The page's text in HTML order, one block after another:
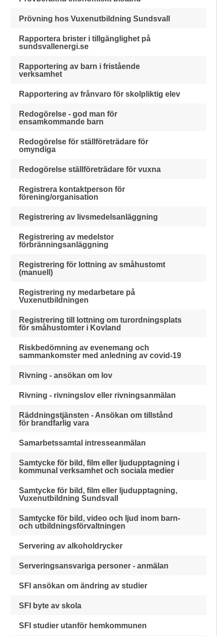
Prövning hos Vuxenutbildning Sundsvall
Rapportera brister i tillgänglighet på
sundsvallenergi.se
Rapportering av barn i fristående
verksamhet
Rapportering av frånvaro för skolpliktig elev
Redogörelse - god man för
ensamkommande barn
Redogörelse för ställföreträdare för
omyndiga
Redogörelse ställföreträdare för vuxna
Registrera kontaktperson för
förening/organisation
Registrering av livsmedelsanläggning
Registrering av medelstor
förbränningsanläggning
Registrering för lottning av småhustomt
(manuell)
Registrering ny medarbetare på
Vuxenutbildningen
Registrering till lottning om turordningsplats
för småhustomter i Kovland
Riskbedömning av evenemang och
sammankomster med anledning av covid-19
Rivning - ansökan om lov
Rivning - rivningslov eller rivningsanmälan
Räddningstjänsten - Ansökan om tillstånd
för brandfarlig vara
Samarbetssamtal intresseanmälan
Samtycke för bild, film eller ljudupptagning i
kommunal verksamhet och sociala medier
Samtycke för bild, film eller ljudupptagning,
Vuxenutbildning Sundsvall
Samtycke för bild, video och ljud inom barn-
och utbildningsförvaltningen
Servering av alkoholdrycker
Serveringsansvariga personer - anmälan
SFI ansökan om ändring av studier
SFI byte av skola
SFI studier utanför hemkommunen